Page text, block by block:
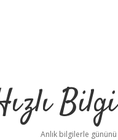
Anlık bilgilerle